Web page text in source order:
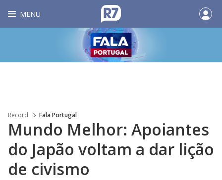
MENU
Record Fala Portugal
Mundo Melhor: Apoiantes
do Japão voltam a dar lição
de civismo